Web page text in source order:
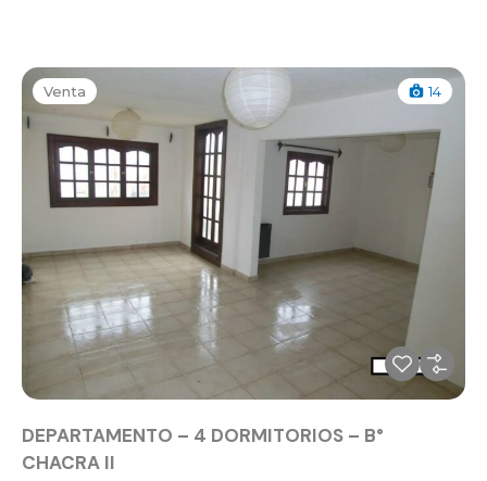
Venta 14
DEPARTAMENTO – 4 DORMITORIOS – B°
CHACRA II